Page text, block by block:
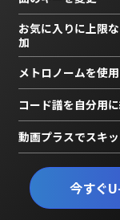
今すぐ
お気に入りに上限
加
メトロノームを使用
コード譜を自分用
動画プラスでスキ